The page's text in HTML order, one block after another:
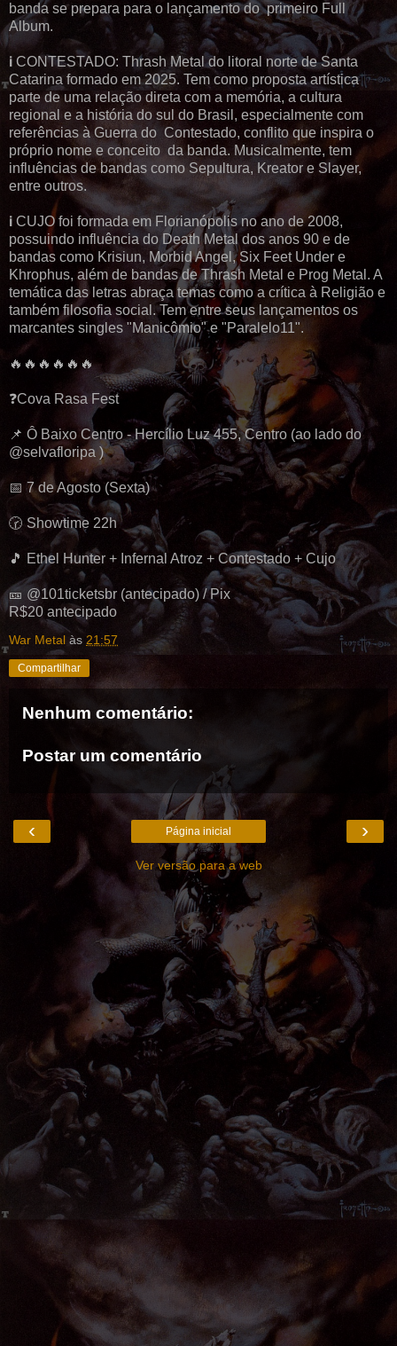
banda se prepara para o lançamento do primeiro Full
Album.
ℹ️ CONTESTADO: Thrash Metal do litoral norte de Santa
Catarina formado em 2025. Tem como proposta artística
parte de uma relação direta com a memória, a cultura
regional e a história do sul do Brasil, especialmente com
referências à Guerra do Contestado, conflito que inspira o
próprio nome e conceito da banda. Musicalmente, tem
influências de bandas como Sepultura, Kreator e Slayer,
entre outros.
ℹ️ CUJO foi formada em Florianópolis no ano de 2008,
possuindo influência do Death Metal dos anos 90 e de
bandas como Krisiun, Morbid Angel, Six Feet Under e
Khrophus, além de bandas de Thrash Metal e Prog Metal. A
temática das letras abraça temas como a crítica à Religião e
também filosofia social. Tem entre seus lançamentos os
marcantes singles "Manicômio" e "Paralelo11".
🔥🔥🔥🔥🔥🔥
❓️Cova Rasa Fest
📌 Ô Baixo Centro - Hercílio Luz 455, Centro (ao lado do
@selvafloripa )
📅 7 de Agosto (Sexta)
🕝 Showtime 22h
🎵 Ethel Hunter + Infernal Atroz + Contestado + Cujo
🎫 @101ticketsbr (antecipado) / Pix
R$20 antecipado
War Metal às 21:57
Compartilhar
Nenhum comentário:
Postar um comentário
‹ ›
Página inicial
Ver versão para a web